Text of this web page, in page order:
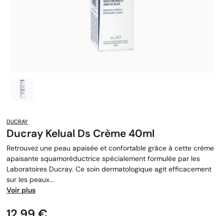
DUCRAY
Ducray Kelual Ds Crème 40ml
Retrouvez une peau apaisée et confortable grâce à cette crème
apaisante squamoréductrice spécialement formulée par les
Laboratoires Ducray. Ce soin dermatologique agit efficacement
sur les peaux...
Voir plus